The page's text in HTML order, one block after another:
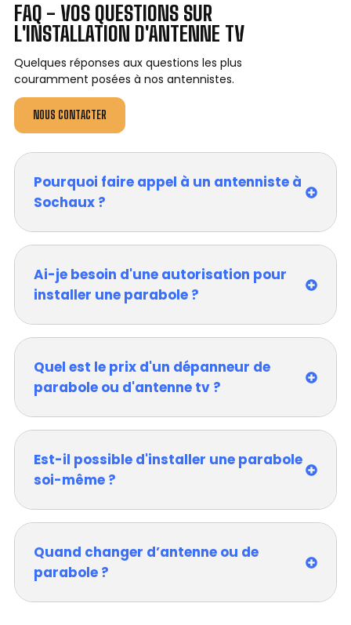
FAQ - VOS QUESTIONS SUR
L'INSTALLATION D'ANTENNE TV
Quelques réponses aux questions les plus
couramment posées à nos antennistes.
NOUS CONTACTER
Pourquoi faire appel à un antenniste à
Sochaux ?
Ai-je besoin d'une autorisation pour
installer une parabole ?
Quel est le prix d'un dépanneur de
parabole ou d'antenne tv ?
Est-il possible d'installer une parabole
soi-même ?
Quand changer d’antenne ou de
parabole ?